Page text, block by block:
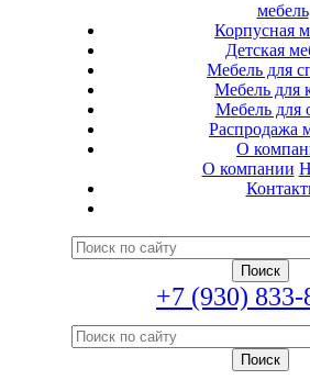
мебель
Корпусная
Детская
Мебель для
Мебель для
Мебель для
Распродажа
О
О компании
+7 (930) 833-